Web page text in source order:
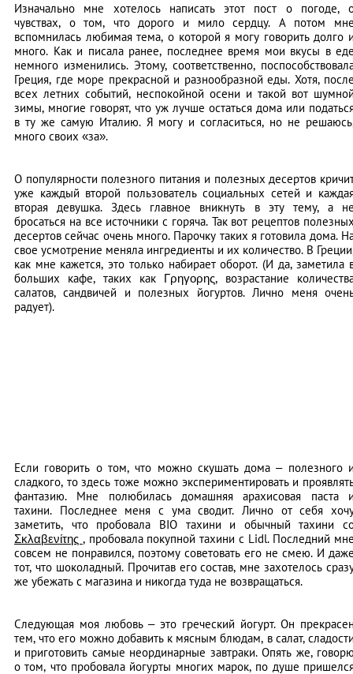
Изначально мне хотелось написать этот пост о погоде,
чувствах, о том, что дорого и мило сердцу. А потом
вспомнилась любимая тема, о которой я могу говорить долго
много. Как и писала ранее, последнее время мои вкусы в
немного изменились. Этому, соответственно,
Греция, где море прекрасной и разнообразной еды. Хотя,
всех летних событий, неспокойной осени и такой вот
зимы, многие говорят, что уж лучше остаться дома или
в ту же самую Италию. Я могу и согласиться, но не
много своих «за».
О популярности полезного питания и полезных десертов
уже каждый второй пользователь социальных сетей и
вторая девушка. Здесь главное вникнуть в эту тему, а
бросаться на все источники с горяча. Так вот рецептов
десертов сейчас очень много. Парочку таких я готовила дома.
свое усмотрение меняла ингредиенты и их количество. В
как мне кажется, это только набирает оборот. (И да, заметила
больших кафе, таких как Γρηγορης, возрастание
салатов, сандвичей и полезных йогуртов. Лично меня
радует).
Если говорить о том, что можно скушать дома – полезного
сладкого, то здесь тоже можно экспериментировать и
фантазию. Мне полюбилась домашняя арахисовая паста
тахини. Последнее меня с ума сводит. Лично от себя
заметить, что пробовала BIO тахини и обычный тахини
Σκλαβενίτης , пробовала покупной тахини с Lidl. Последний
совсем не понравился, поэтому советовать его не смею. И
тот, что шоколадный. Прочитав его состав, мне захотелось
же убежать с магазина и никогда туда не возвращаться.
Следующая моя любовь – это греческий йогурт. Он
тем, что его можно добавить к мясным блюдам, в салат,
и приготовить самые неординарные завтраки. Опять же,
о том, что пробовала йогурты многих марок, по душе